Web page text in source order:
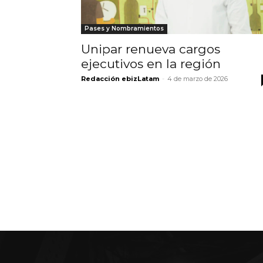
Pases y Nombramientos
Unipar renueva cargos
ejecutivos en la región
Redacción ebizLatam - 4 de marzo de 2026